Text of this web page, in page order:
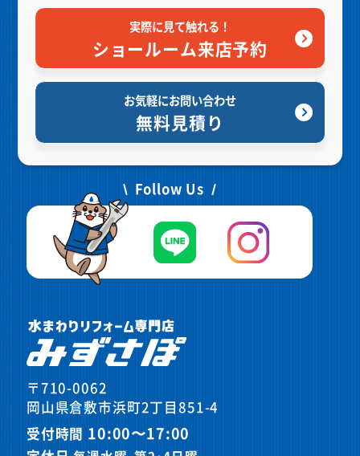
実際に見て触れる！
ショールーム来店予約
お気軽にお問い合わせ
無料見積り
Follow Us
〒710-0062
岡山県倉敷市浜町2丁目851-4
受付時間 10:00〜17:00